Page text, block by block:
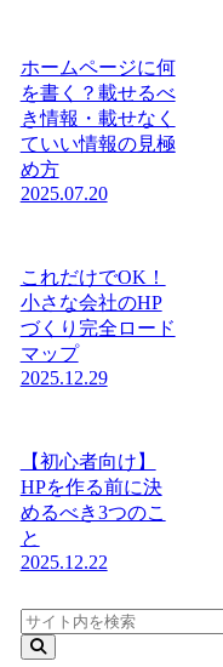
ホームページに何
を書く？載せるべ
き情報・載せなく
ていい情報の見極
め方
2025.07.20
これだけでOK！
小さな会社のHP
づくり完全ロード
マップ
2025.12.29
【初心者向け】
HPを作る前に決
めるべき3つのこ
と
2025.12.22